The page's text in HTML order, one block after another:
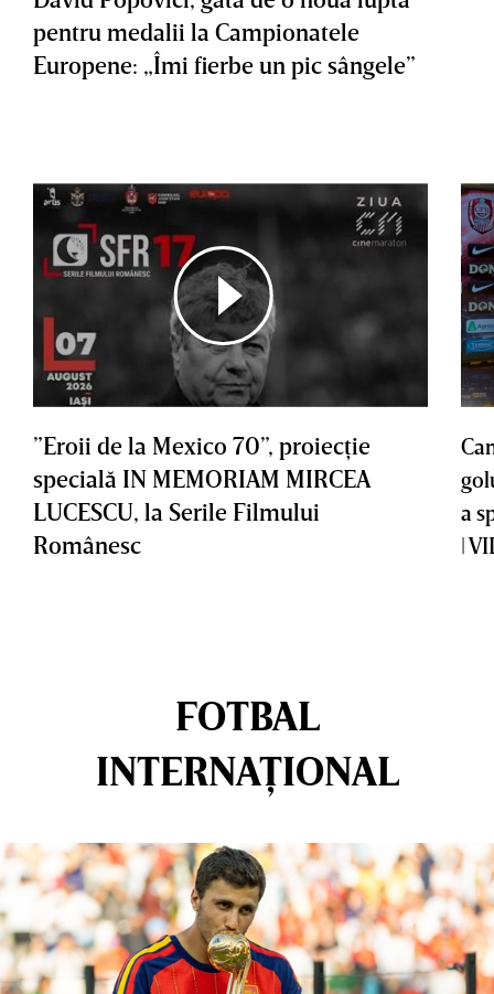
pentru medalii la Campionatele
Europene: „Îmi fierbe un pic sângele”
”Eroii de la Mexico 70”, proiecţie
specială IN MEMORIAM MIRCEA
LUCESCU, la Serile Filmului
Românesc
a
|
FOTBAL
INTERNAȚIONAL